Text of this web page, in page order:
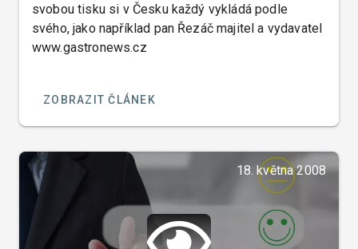
svobou tisku si v Česku každý vykládá podle
svého, jako například pan Řezáč majitel a vydavatel
www.gastronews.cz
ZOBRAZIT ČLÁNEK
18. května 2008